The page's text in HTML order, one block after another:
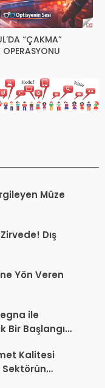
“ÇAKMA”
Müze
Dış
Yön Veren
ile
Bir Başlangıç
Kalitesi
Sektörün